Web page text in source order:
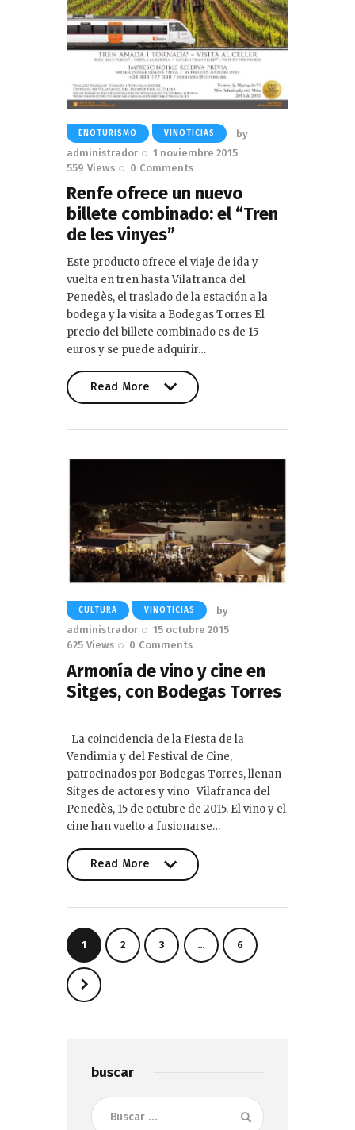
ENOTURISMO VINOTICIAS
by
administrador
1 noviembre 2015
559 Views 0 Comments
Renfe ofrece un nuevo
billete combinado: el “Tren
de les vinyes”
Este producto ofrece el viaje de ida y
vuelta en tren hasta Vilafranca del
Penedès, el traslado de la estación a la
bodega y la visita a Bodegas Torres El
precio del billete combinado es de 15
euros y se puede adquirir…
Read More
CULTURA VINOTICIAS
by
administrador
15 octubre 2015
625 Views 0 Comments
Armonía de vino y cine en
Sitges, con Bodegas Torres
La coincidencia de la Fiesta de la
Vendimia y del Festival de Cine,
patrocinados por Bodegas Torres, llenan
Sitges de actores y vino Vilafranca del
Penedès, 15 de octubre de 2015. El vino y el
cine han vuelto a fusionarse…
Read More
Paginación
de
entradas
PAGE
1 PAGE
2 PAGE
3 … PAGE
6
buscar
Buscar: